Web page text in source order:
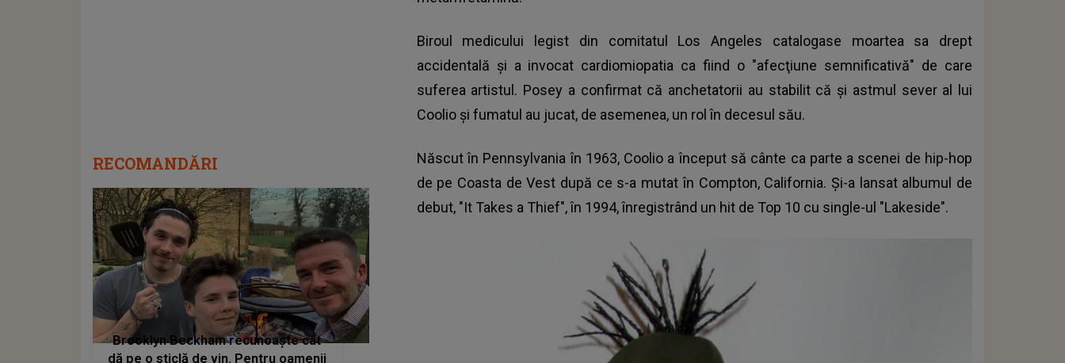
Biroul medicului legist din comitatul Los Angeles catalogase moartea sa drept
accidentală şi a invocat cardiomiopatia ca fiind o "afecţiune semnificativă" de care
suferea artistul. Posey a confirmat că anchetatorii au stabilit că şi astmul sever al lui
Coolio şi fumatul au jucat, de asemenea, un rol în decesul său.
Născut în Pennsylvania în 1963, Coolio a început să cânte ca parte a scenei de hip-hop
de pe Coasta de Vest după ce s-a mutat în Compton, California. Şi-a lansat albumul de
debut, "It Takes a Thief", în 1994, înregistrând un hit de Top 10 cu single-ul "Lakeside".
RECOMANDĂRI
Brooklyn Beckham recunoaște cât
dă pe o sticlă de vin. Pentru oamenii